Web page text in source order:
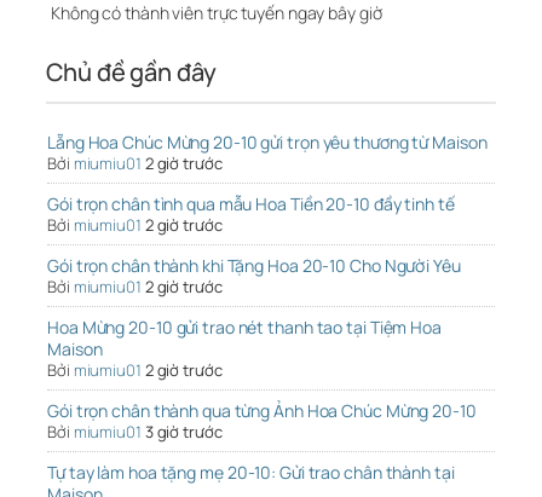
Không có thành viên trực tuyến ngay bây giờ
Chủ đề gần đây
Lẵng Hoa Chúc Mừng 20-10 gửi trọn yêu thương từ Maison
Bởi miumiu01 2 giờ trước
Gói trọn chân tình qua mẫu Hoa Tiền 20-10 đầy tinh tế
Bởi miumiu01 2 giờ trước
Gói trọn chân thành khi Tặng Hoa 20-10 Cho Người Yêu
Bởi miumiu01 2 giờ trước
Hoa Mừng 20-10 gửi trao nét thanh tao tại Tiệm Hoa
Maison
Bởi miumiu01 2 giờ trước
Gói trọn chân thành qua từng Ảnh Hoa Chúc Mừng 20-10
Bởi miumiu01 3 giờ trước
Tự tay làm hoa tặng mẹ 20-10: Gửi trao chân thành tại